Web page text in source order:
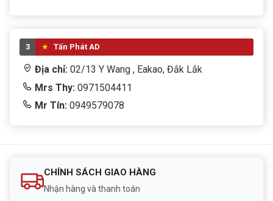
3 Tấn Phát AD
Địa chỉ: 02/13 Y Wang , Eakao, Đắk Lắk
Mrs Thy: 0971504411
Mr Tín: 0949579078
CHÍNH SÁCH GIAO HÀNG
Nhận hàng và thanh toán